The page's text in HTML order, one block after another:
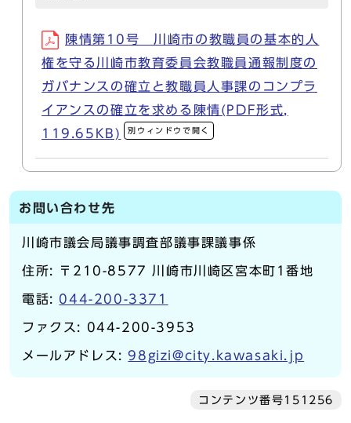
陳情第10号 川崎市の教職員の基本的人
権を守る川崎市教育委員会教職員通報制度の
ガバナンスの確立と教職員人事課のコンプラ
イアンスの確立を求める陳情(PDF形式,
119.65KB)
別ウィンドウで開く
お問い合わせ先
川崎市議会局議事調査部議事課議事係
住所: 〒210-8577 川崎市川崎区宮本町1番地
電話: 044-200-3371
ファクス: 044-200-3953
メールアドレス:98gizi@city.kawasaki.jp
コンテンツ番号151256